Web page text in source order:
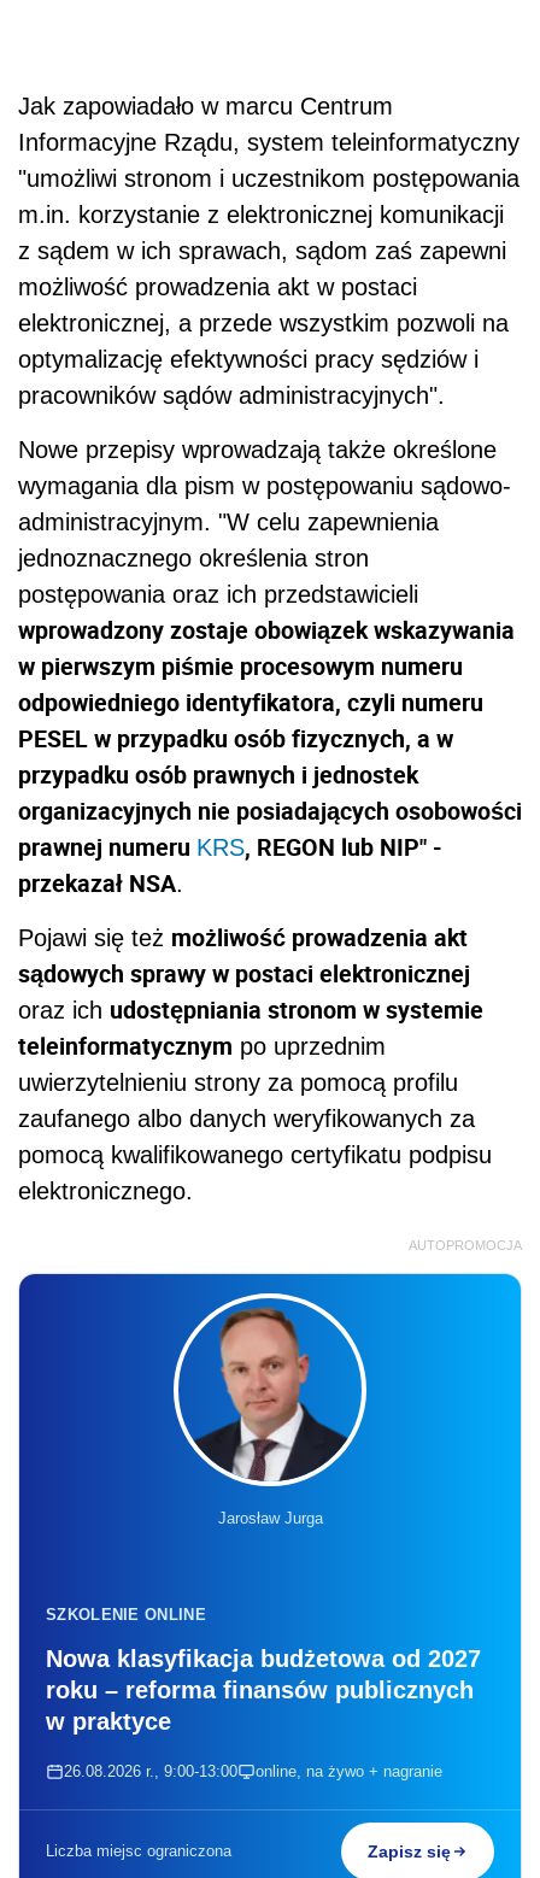
Jak zapowiadało w marcu Centrum
Informacyjne Rządu, system teleinformatyczny
"umożliwi stronom i uczestnikom postępowania
m.in. korzystanie z elektronicznej komunikacji
z sądem w ich sprawach, sądom zaś zapewni
możliwość prowadzenia akt w postaci
elektronicznej, a przede wszystkim pozwoli na
optymalizację efektywności pracy sędziów i
pracowników sądów administracyjnych".
Nowe przepisy wprowadzają także określone
wymagania dla pism w postępowaniu sądowo-
administracyjnym. "W celu zapewnienia
jednoznacznego określenia stron
postępowania oraz ich przedstawicieli
wprowadzony zostaje obowiązek wskazywania
w pierwszym piśmie procesowym numeru
odpowiedniego identyfikatora, czyli numeru
PESEL w przypadku osób fizycznych, a w
przypadku osób prawnych i jednostek
organizacyjnych nie posiadających osobowości
prawnej numeru KRS, REGON lub NIP" -
przekazał NSA.
Pojawi się też możliwość prowadzenia akt
sądowych sprawy w postaci elektronicznej
oraz ich udostępniania stronom w systemie
teleinformatycznym po uprzednim
uwierzytelnieniu strony za pomocą profilu
zaufanego albo danych weryfikowanych za
pomocą kwalifikowanego certyfikatu podpisu
elektronicznego.
AUTOPROMOCJA
Jarosław Jurga
SZKOLENIE ONLINE
Nowa klasyfikacja budżetowa od 2027
roku – reforma finansów publicznych
w praktyce
26.08.2026 r., 9:00-13:00 online, na żywo + nagranie
Liczba miejsc ograniczona Zapisz się